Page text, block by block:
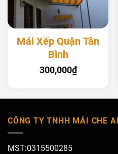
Mái Xếp Quận Tân
Bình
300,000₫
CÔNG TY TNHH MÁI CHE
MST:0315500285